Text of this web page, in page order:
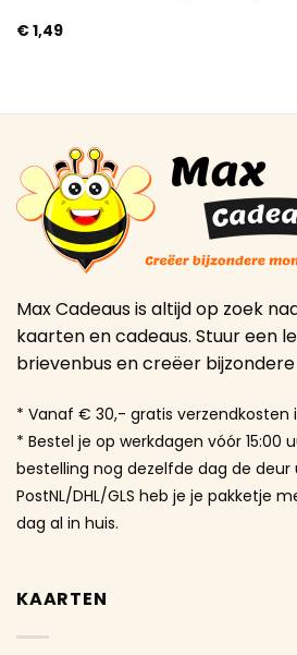
€1,49
Max Cadeaus is altijd op zoek
kaarten en cadeaus. Stuur een
brievenbus en creëer
* Vanaf € 30,- gratis verzendkosten
* Bestel je op werkdagen vóór 15:00
bestelling nog dezelfde dag de deur
PostNL/DHL/GLS heb je je pakketje
dag al in huis.
KAARTEN